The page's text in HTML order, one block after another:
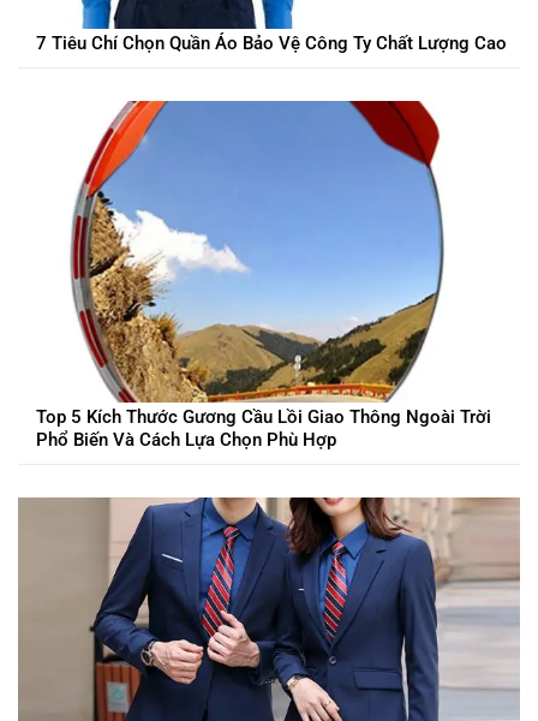
7 Tiêu Chí Chọn Quần Áo Bảo Vệ Công Ty Chất Lượng Cao
Top 5 Kích Thước Gương Cầu Lồi Giao Thông Ngoài Trời
Phổ Biến Và Cách Lựa Chọn Phù Hợp